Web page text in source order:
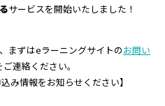
サービスを開始いたしました！
まずはeラーニングサイトのお問い
連絡ください。
み情報をお知らせください】